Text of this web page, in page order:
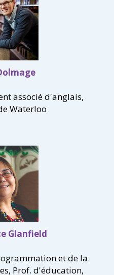
associé d'anglais,
Waterloo
Glanfield
et de la
Prof. d'éducation,